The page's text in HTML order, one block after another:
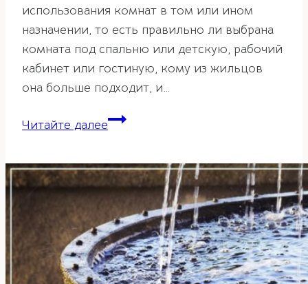
использования комнат в том или ином
назначении, то есть правильно ли выбрана
комната под спальню или детскую, рабочий
кабинет или гостиную, кому из жильцов
она больше подходит, и…
Читайте далееЧто
дома
в
фэн-
шуй
и
как